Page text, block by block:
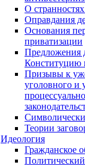
О
Оправдания
Основания
приватизации
Предложения
Конституцию
Призывы к
уголовного и
Теории
Идеология
Гражданское